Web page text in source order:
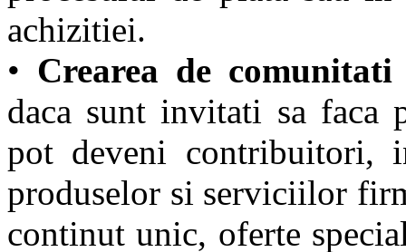
achizitiei.
• Crearea de comunitati
daca sunt invitati sa faca
pot deveni contribuitori,
produselor si serviciilor
continut unic, oferte